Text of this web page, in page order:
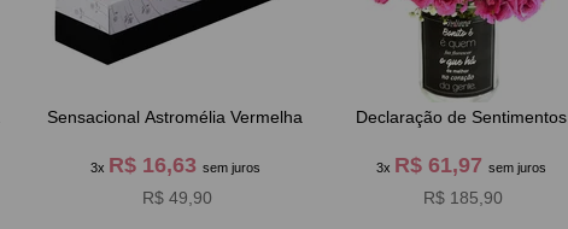
Sensacional Astromélia Vermelha
3x R$ 16,63 sem juros
R$ 49,90
Declaração de Sentimentos
3x R$ 61,97 sem juros
R$ 185,90